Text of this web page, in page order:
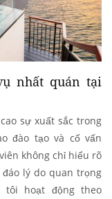
nhất quán tại
sự xuất sắc trong
đào tạo và cố vấn
không chỉ hiểu rõ
lý do quan trọng
tôi hoạt động theo